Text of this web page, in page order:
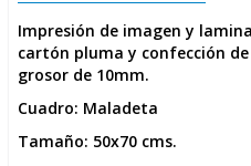
Impresión de imagen y
cartón pluma y confección
grosor de 10mm.
Cuadro: Maladeta
Tamaño: 50x70 cms.